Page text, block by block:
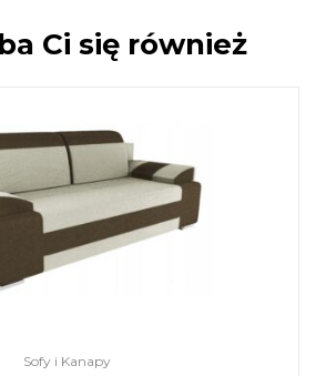
Ci się również
Sofy i Kanapy